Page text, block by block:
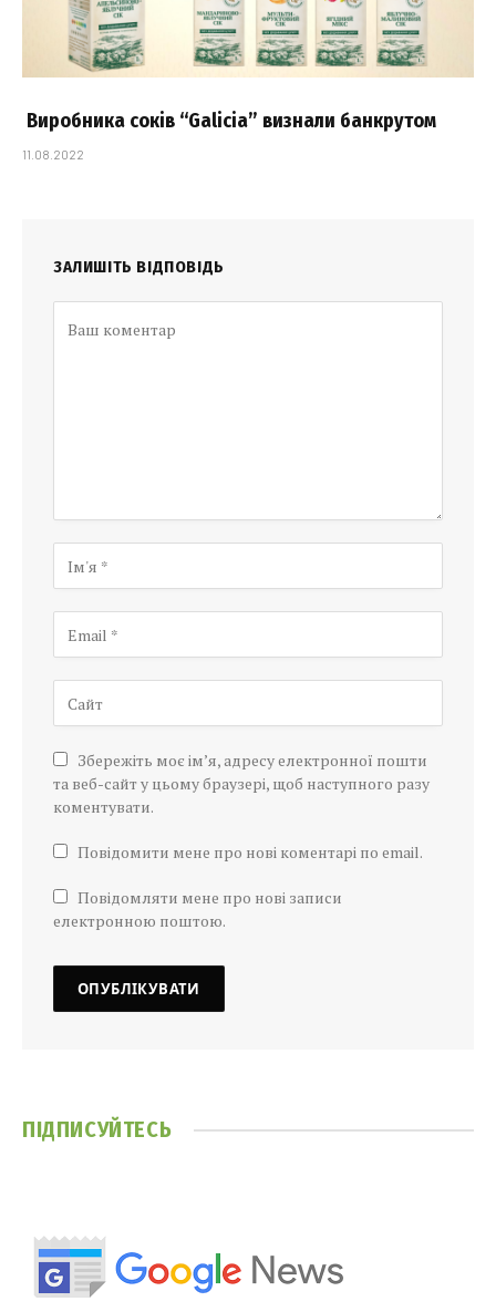
Виробника соків “Galicia” визнали банкрутом
11.08.2022
ЗАЛИШІТЬ ВІДПОВІДЬ
Збережіть моє ім’я, адресу електронної пошти
та веб-сайт у цьому браузері, щоб наступного разу
коментувати.
Повідомити мене про нові коментарі по email.
Повідомляти мене про нові записи
електронною поштою.
ПІДПИСУЙТЕСЬ